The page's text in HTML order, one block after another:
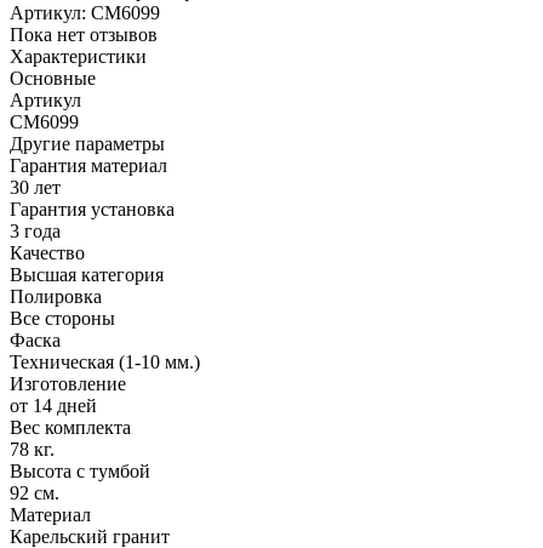
Артикул: CM6099
Пока нет отзывов
Характеристики
Основные
Артикул
CM6099
Другие параметры
Гарантия материал
30 лет
Гарантия установка
3 года
Качество
Высшая категория
Полировка
Все стороны
Фаска
Техническая (1-10 мм.)
Изготовление
от 14 дней
Вес комплекта
78 кг.
Высота с тумбой
92 см.
Материал
Карельский гранит